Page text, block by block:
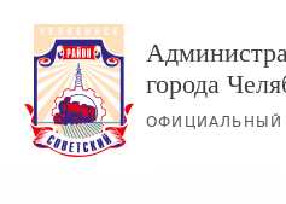
города
ОФИЦИАЛЬНЫЙ